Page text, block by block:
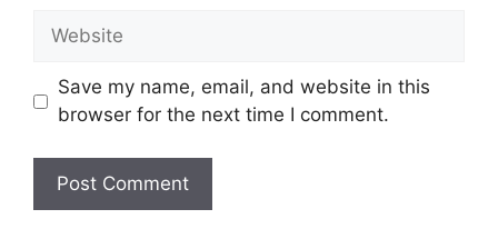
Website
Save my name, email, and website in this
browser for the next time I comment.